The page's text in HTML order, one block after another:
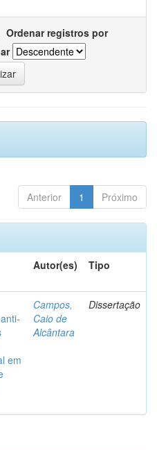
Ordenar registros por
Anterior 1 Próximo
Autor(es) Tipo
em
Campos,
Caio de
Alcântara
Dissertação